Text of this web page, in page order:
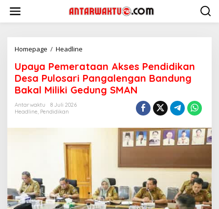
konten
Homepage / Headline
Akses
Pendidikan
Desa
Pulosari
Miliki
SMAN
Upaya Pemerataan Akses Pendidikan
Desa Pulosari Pangalengan Bandung
Bakal Miliki Gedung SMAN
Antarwaktu
8 Juli 2026
Headline, Pendidikan